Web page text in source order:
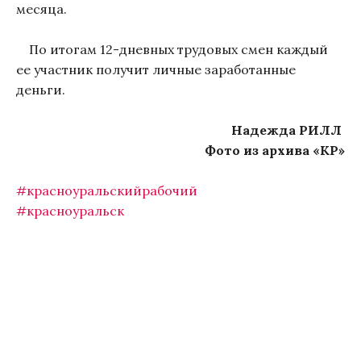
месяца.
По итогам 12-дневных трудовых смен каждый
ее участник получит личные заработанные
деньги.
Надежда РИЛЛ
Фото из архива «КР»
#красноуральскийрабочий
#красноуральск